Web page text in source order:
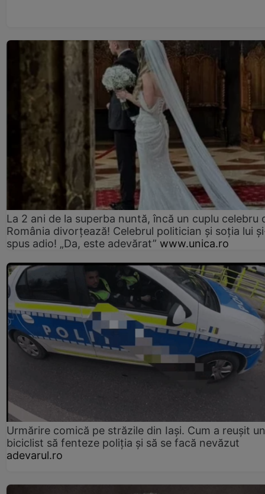
La 2 ani de la superba nuntă, încă un cuplu celebru
România divorțează! Celebrul politician și soția lui
spus adio! „Da, este adevărat” www.unica.ro
Urmărire comică pe străzile din Iași. Cum a reușit un
biciclist să fenteze poliția și să se facă nevăzut
adevarul.ro